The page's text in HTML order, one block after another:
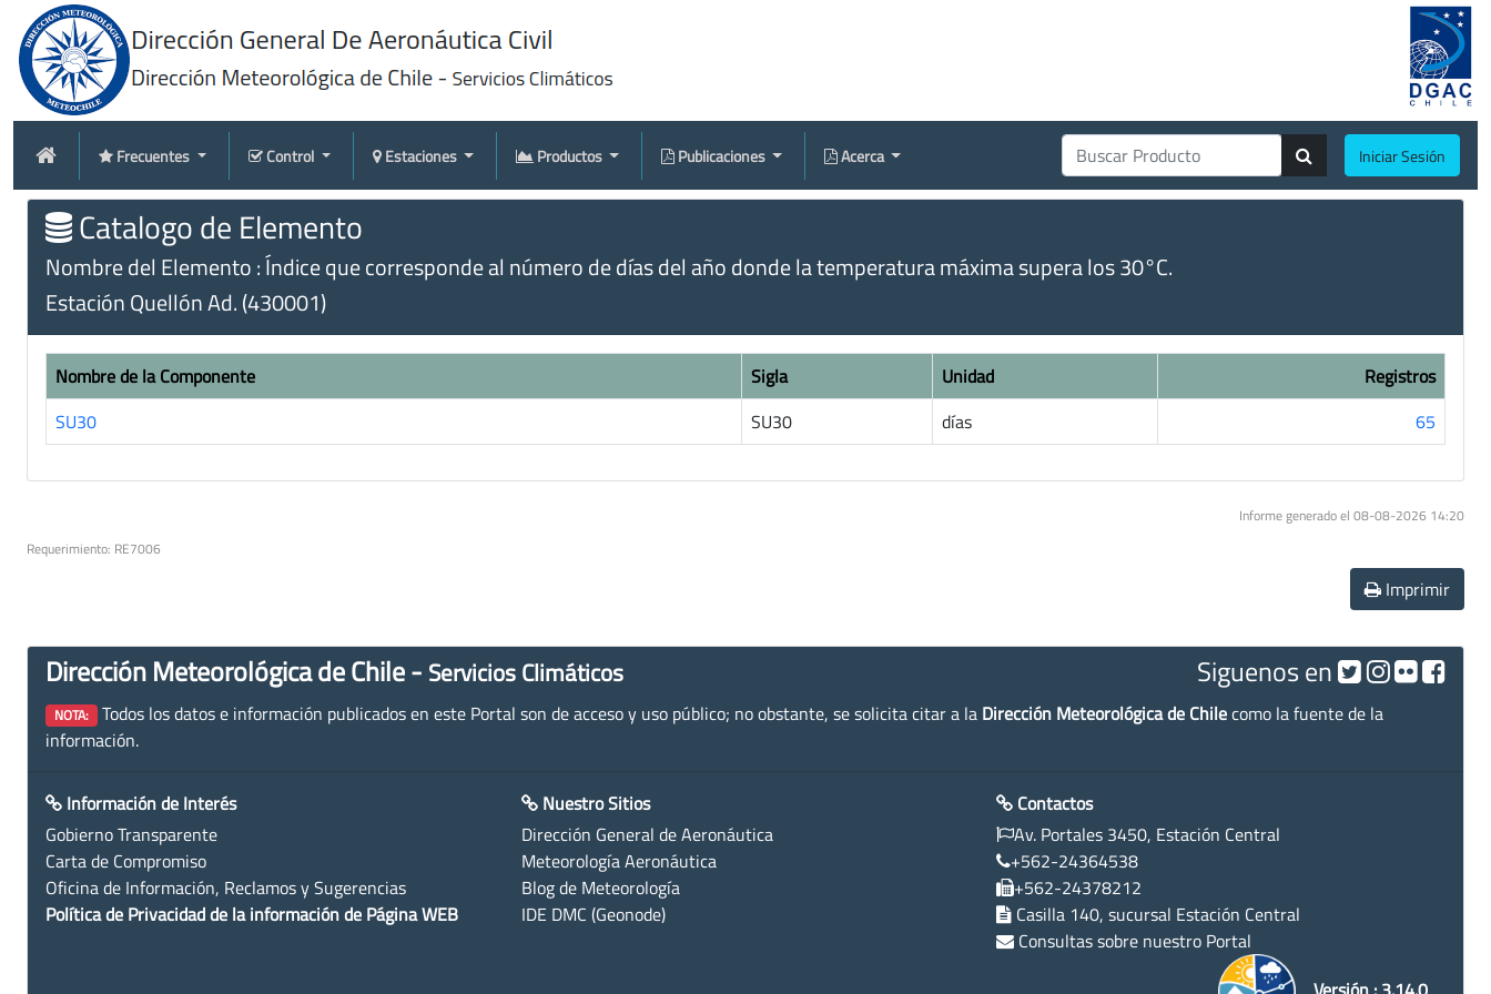
Frecuentes Control Estaciones Productos Publicaciones Acerca Iniciar Sesión
Catalogo de Elemento
Nombre del Elemento : Índice que corresponde al número de días del año donde la temperatura máxima supera los 30°C.
Estación Quellón Ad. (430001)
Nombre de la Componente Sigla Unidad
Registros
SU30
SU30 días 65
Informe generado el 08-08-2026 14:20
Requerimiento: RE7006
Imprimir
Dirección Meteorológica de Chile - Servicios Climáticos Siguenos en
NOTA: Todos los datos e información publicados en este Portal son de acceso y uso público; no obstante, se solicita citar a la Dirección Meteorológica de Chilecomo la fuente de la
información.
Información de Interés
Gobierno Transparente
Carta de Compromiso
Oficina de Información, Reclamos y Sugerencias
Política de Privacidad de la información de Página WEB
Nuestro Sitios
Dirección General de Aeronáutica
Meteorología Aeronáutica
Blog de Meteorología
IDE DMC (Geonode)
Contactos
Av. Portales 3450, Estación Central
+562-24364538
+562-24378212
Casilla 140, sucursal Estación Central
Consultas sobre nuestro Portal